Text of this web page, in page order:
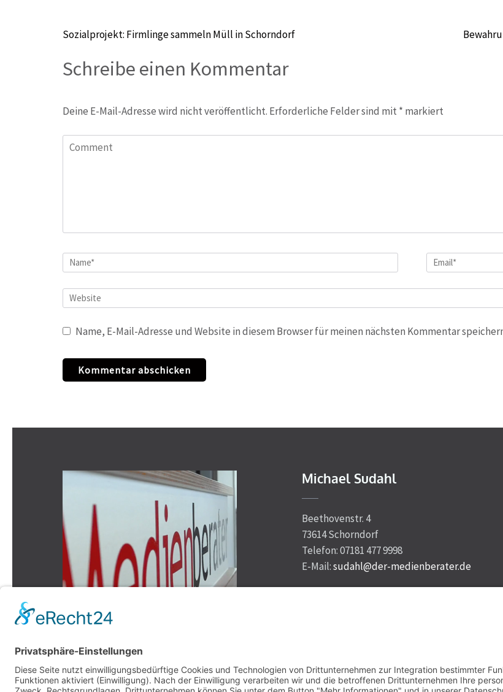
Beitragsnavigation
Sozialprojekt: Firmlinge sammeln Müll in Schorndorf
Schreibe einen Kommentar
Deine E-Mail-Adresse wird nicht veröffentlicht. Erforderliche Felder sind mit * markiert
Comment
Name* Email*
Website
Name, E-Mail-Adresse und Website in diesem Browser für meinen nächsten Kommentar
Michael Sudahl
Beethovenstr. 4
73614 Schorndorf
Telefon: 07181 477 9998
E-Mail:sudahl@der-medienberater.de